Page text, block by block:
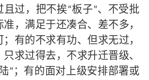
且过，把不挨“板子”、不受批
，满足于还凑合、差不多，
有的不求有功、但求无过，
求过得去，不求升迁晋级、
”；有的面对上级安排部署或